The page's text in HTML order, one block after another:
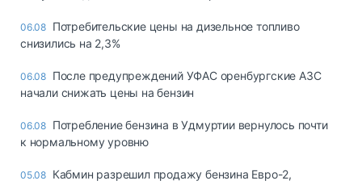
06.08 Потребительские цены на дизельное топливо
снизились на 2,3%
06.08 После предупреждений УФАС оренбургские АЗС
начали снижать цены на бензин
06.08 Потребление бензина в Удмуртии вернулось почти
к нормальному уровню
05.08 Кабмин разрешил продажу бензина Евро-2,